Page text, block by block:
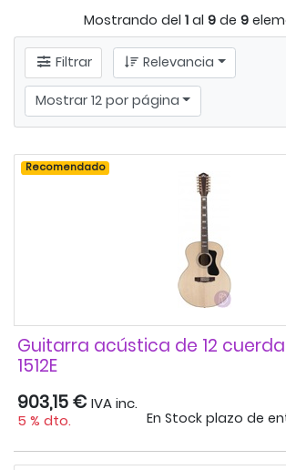
Mostrando del 1 al 9 de 9
Filtrar Relevancia
Mostrar 12 por página
Recomendado
Guitarra acústica de 12
1512E
903,15 € IVA inc.
5 % dto.
En Stock plazo de